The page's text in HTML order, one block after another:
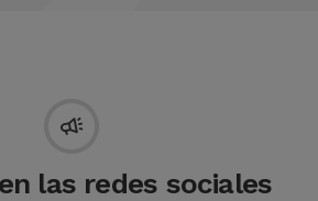
las redes sociales